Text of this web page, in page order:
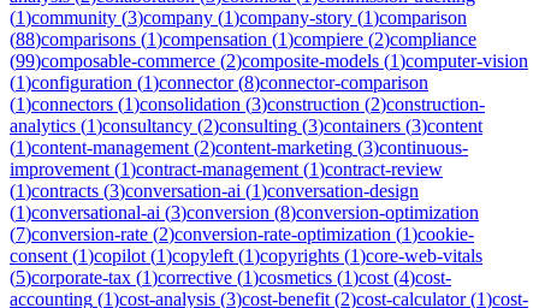
(1)community (3)company (1)company-story (1)comparison
(88)comparisons (1)compensation (1)compiere (2)compliance
(99)composable-commerce (2)composite-models (1)computer-vision
(1)configuration (1)connector(8)connector-comparison
(1)connectors (1)consolidation (3)construction (2)construction-
analytics (1)consultancy (2)consulting (3)containers (3)content
(1)content-management (2)content-marketing (3)continuous-
improvement (1)contract-management (1)contract-review
(1)contracts (3)conversation-ai (1)conversation-design
(1)conversational-ai (3)conversion (8)conversion-optimization
(7)conversion-rate (2)conversion-rate-optimization (1)cookie-
consent (1)copilot (1)copyleft (1)copyrights (1)core-web-vitals
(5)corporate-tax (1)corrective (1)cosmetics (1)cost (4)cost-
accounting (1)cost-analysis (3)cost-benefit (2)cost-calculator(1)cost-